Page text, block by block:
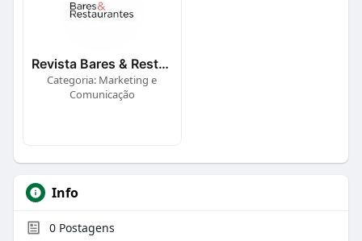
Revista Bares & Restaurantes
Categoria: Marketing e
Comunicação
Info
0Postagens